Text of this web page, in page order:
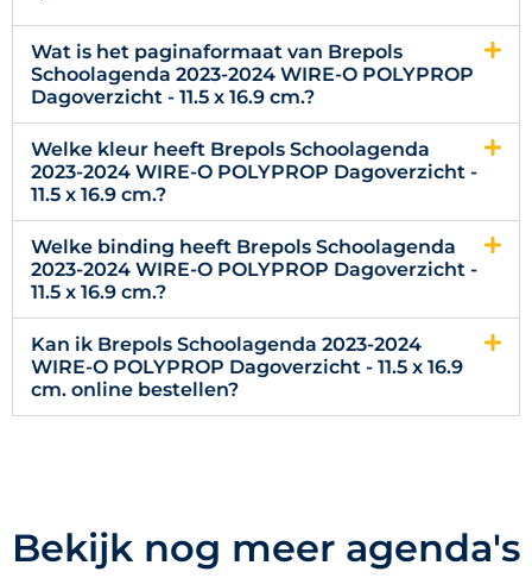
Wat is het paginaformaat van Brepols
Schoolagenda 2023-2024 WIRE-O POLYPROP
Dagoverzicht - 11.5 x 16.9 cm.?
Welke kleur heeft Brepols Schoolagenda
2023-2024 WIRE-O POLYPROP Dagoverzicht -
11.5 x 16.9 cm.?
Welke binding heeft Brepols Schoolagenda
2023-2024 WIRE-O POLYPROP Dagoverzicht -
11.5 x 16.9 cm.?
Kan ik Brepols Schoolagenda 2023-2024
WIRE-O POLYPROP Dagoverzicht - 11.5 x 16.9
cm. online bestellen?
Bekijk nog meer agenda's